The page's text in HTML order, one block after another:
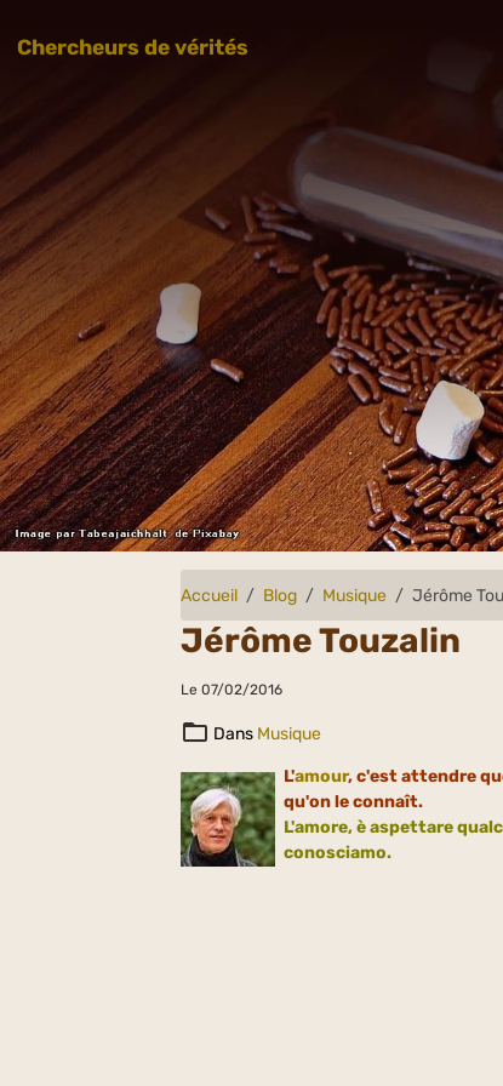
Chercheurs de vérités
Accueil Blog Musique Jérôme
Jérôme Touzalin
Le 07/02/2016
Dans Musique
L'amour, c'est attendre
qu'on le connaît.
L'amore, è aspettare
conosciamo.